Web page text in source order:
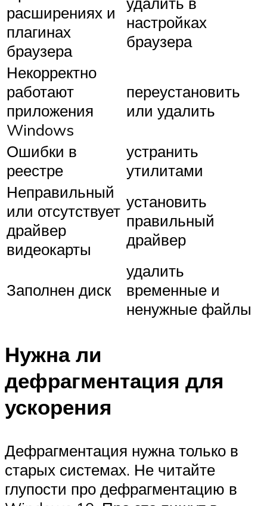
расширениях и
плагинах
браузера
настройках
браузера
Некорректно
работают
приложения
Windows
переустановить
или удалить
Ошибки в
реестре
устранить
утилитами
Неправильный
или отсутствует
драйвер
видеокарты
установить
правильный
драйвер
Заполнен диск
удалить
временные и
ненужные файлы
Нужна ли
дефрагментация для
ускорения
Дефрагментация нужна только в
старых системах. Не читайте
глупости про дефрагментацию в